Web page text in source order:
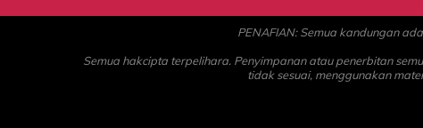
PENAFIAN: Semua kandungan
Semua hakcipta terpelihara. Penyimpanan atau penerbitan
tidak sesuai, menggunakan